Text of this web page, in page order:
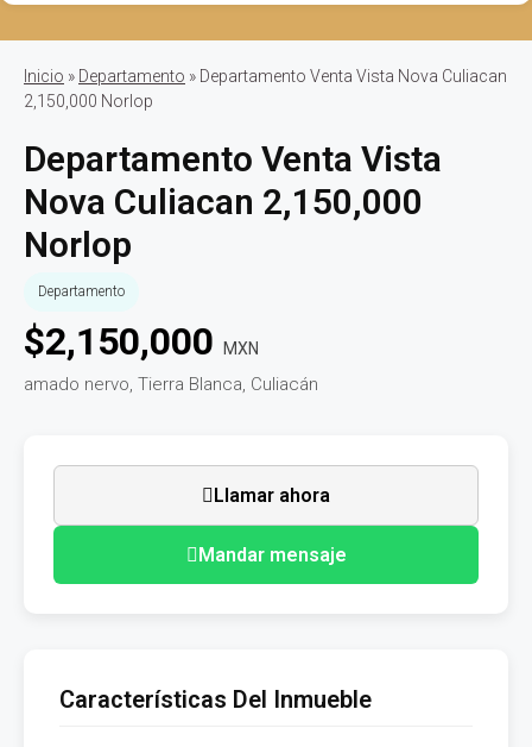
Inicio » Departamento » Departamento Venta Vista Nova Culiacan
2,150,000 Norlop
Departamento Venta Vista
Nova Culiacan 2,150,000
Norlop
Departamento
$2,150,000 MXN
amado nervo, Tierra Blanca, Culiacán
Llamar ahora
Mandar mensaje
Características Del Inmueble